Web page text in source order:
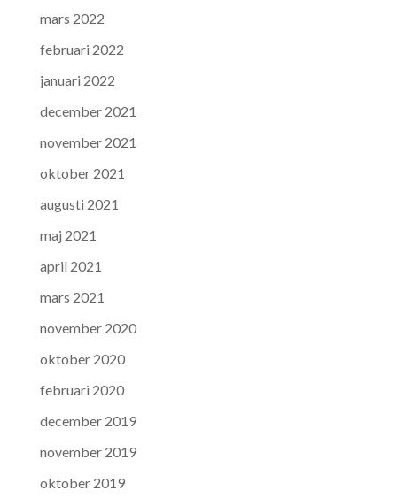
mars 2022
februari 2022
januari 2022
december 2021
november 2021
oktober 2021
augusti 2021
maj 2021
april 2021
mars 2021
november 2020
oktober 2020
februari 2020
december 2019
november 2019
oktober 2019